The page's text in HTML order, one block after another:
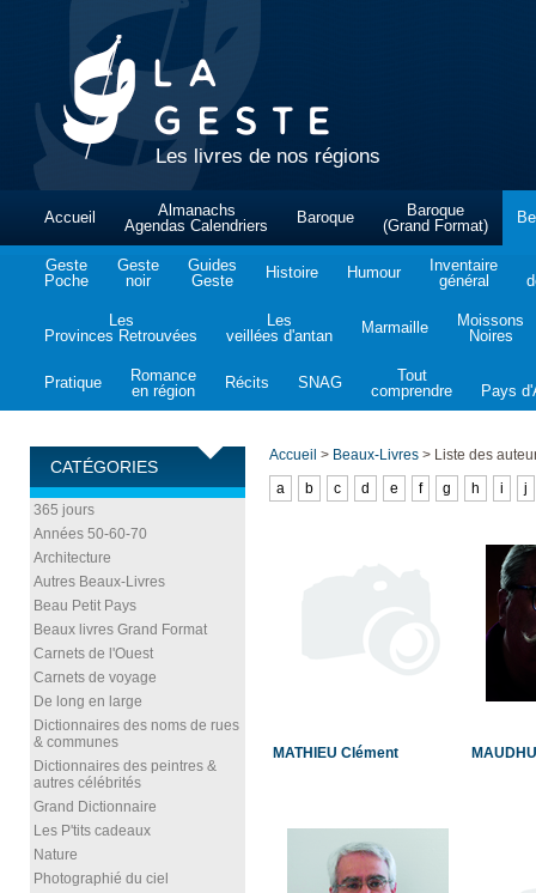
Les livres de nos régions
Accueil
Almanachs
Agendas Calendriers
Baroque
Baroque
(Grand Format)
Geste
Poche
Geste
noir
Guides
Geste
Histoire Humour
Inventaire
général
Les
Provinces Retrouvées
Les
veillées d'antan
Marmaille
Moissons
Noires
Pratique
Romance
en région
Récits SNAG
Tout
comprendre
Pays
CATÉGORIES
365 jours
Années 50-60-70
Architecture
Autres Beaux-Livres
Beau Petit Pays
Beaux livres Grand Format
Carnets de l'Ouest
Carnets de voyage
De long en large
Dictionnaires des noms de rues
& communes
Dictionnaires des peintres &
autres célébrités
Grand Dictionnaire
Les P'tits cadeaux
Nature
Photographié du ciel
Accueil > Beaux-Livres > Liste des
a
b c d e f g h i j
MATHIEU Clément